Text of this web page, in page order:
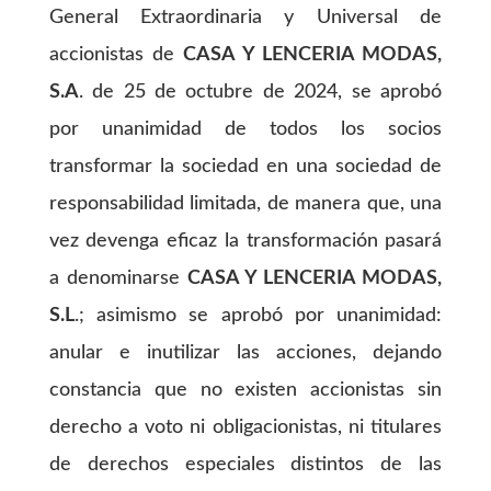
General Extraordinaria y Universal de
accionistas deCASA Y LENCERIA MODAS,
S.A. de 25 de octubre de 2024, se aprobó
por unanimidad de todos los socios
transformar la sociedad en una sociedad de
responsabilidad limitada, de manera que, una
vez devenga eficaz la transformación pasará
a denominarse CASA Y LENCERIA MODAS,
S.L.; asimismo se aprobó por unanimidad:
anular e inutilizar las acciones, dejando
constancia que no existen accionistas sin
derecho a voto ni obligacionistas, ni titulares
de derechos especiales distintos de las